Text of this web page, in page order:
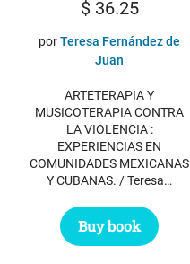
$36.25
porTeresa Fernández de
Juan
ARTETERAPIA Y
MUSICOTERAPIA CONTRA
LA VIOLENCIA :
EXPERIENCIAS EN
COMUNIDADES MEXICANAS
Y CUBANAS. / Teresa…
Buy book